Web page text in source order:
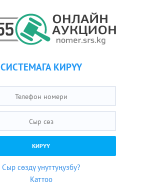
СИСТЕМАГА КИРҮҮ
Сыр сөздү унуттуңузбу?
Каттоо